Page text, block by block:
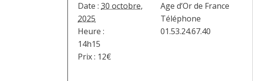
Date : 30 octobre,
2025
Heure :
14h15
Prix : 12€
Age d’Or de France
Téléphone
01.53.24.67.40